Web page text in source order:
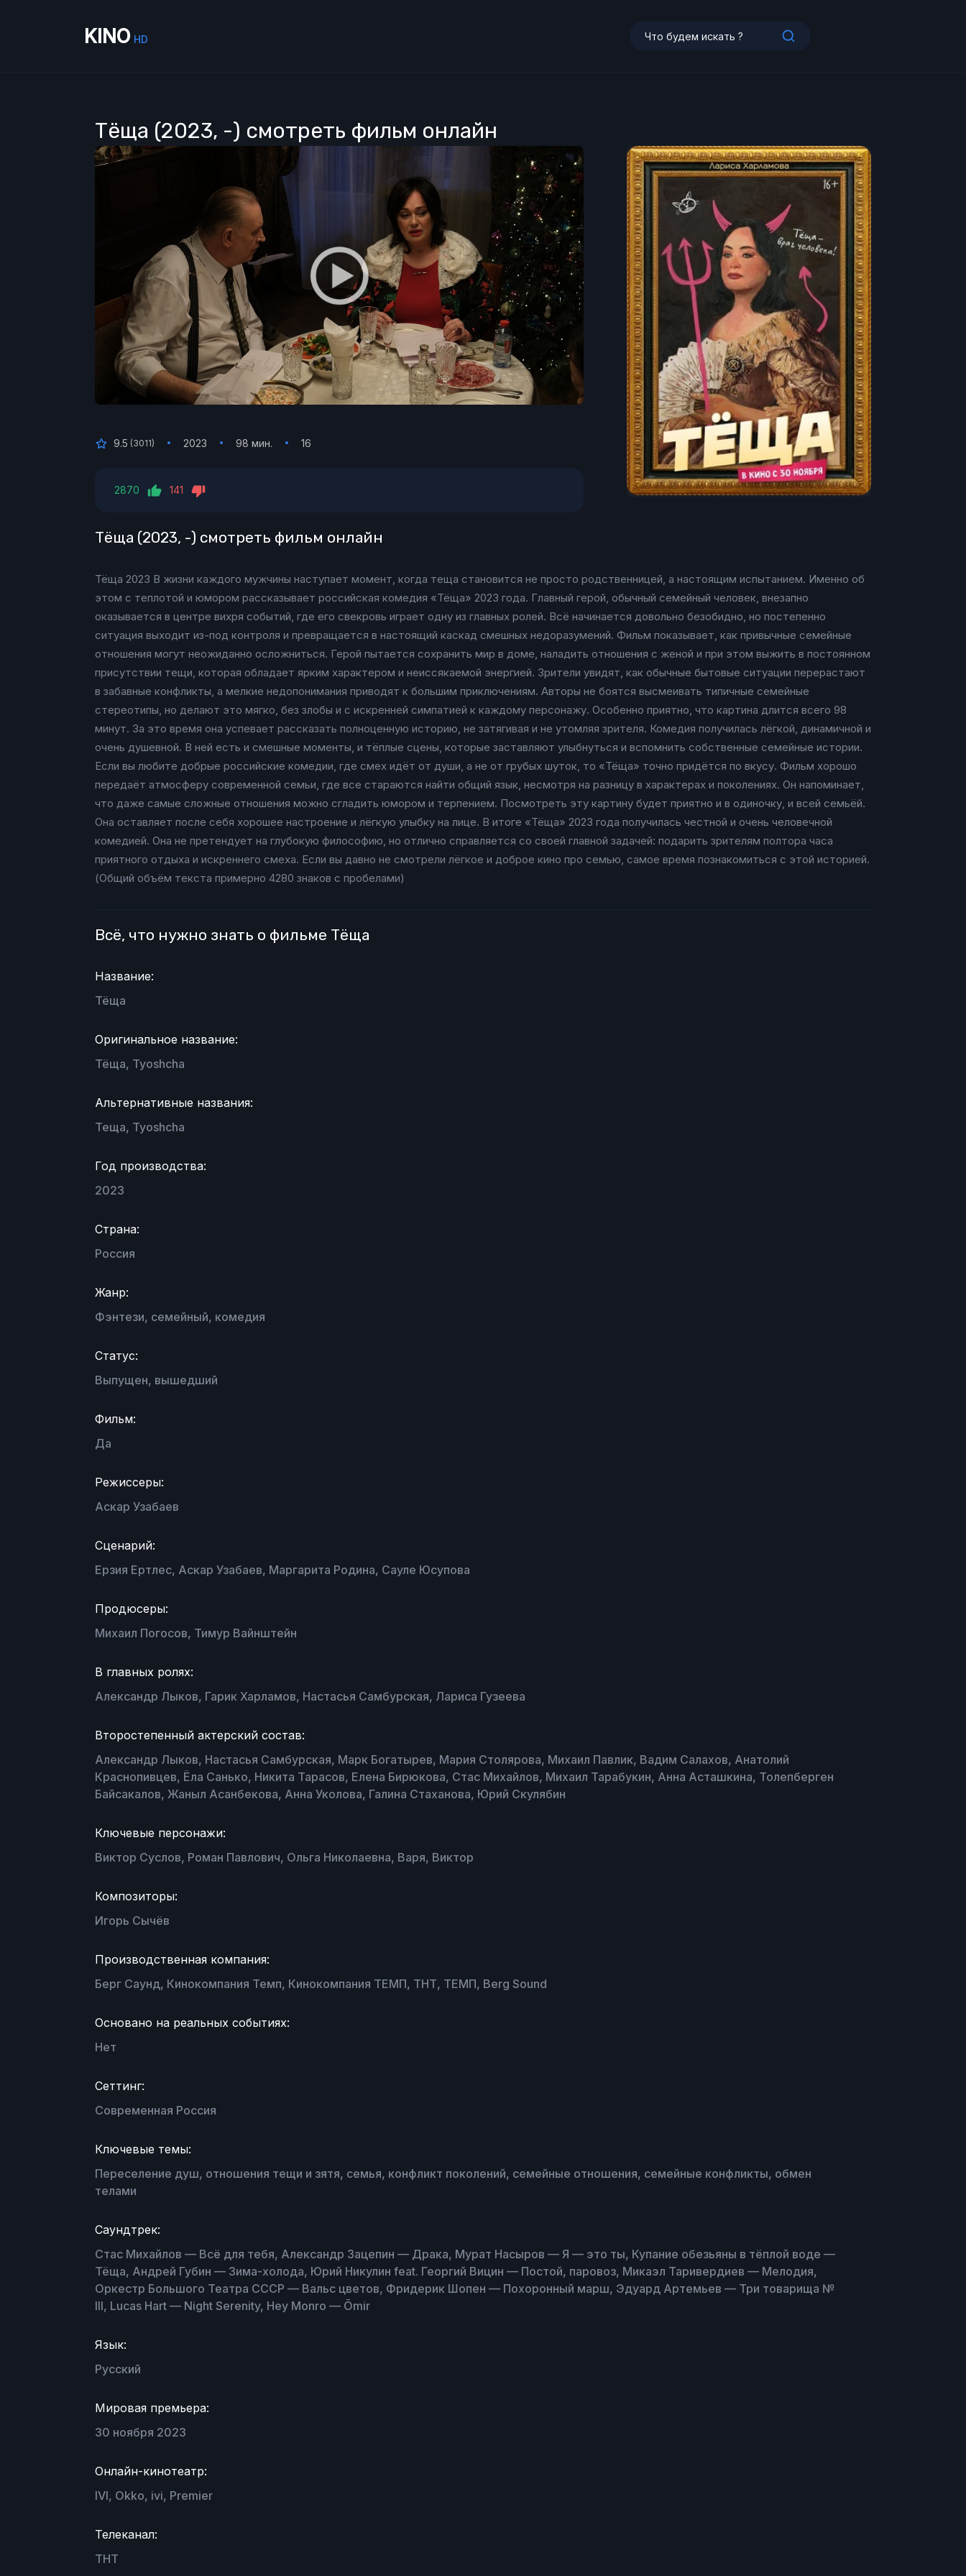
KINO HD
Тёща (2023, -) смотреть фильм онлайн
9.5 (3011) 2023 98 мин. 16
2870 141
Тёща (2023, -) смотреть фильм онлайн
Тёща 2023 В жизни каждого мужчины наступает момент, когда теща становится не просто родственницей, а настоящим испытанием. Именно об
этом с теплотой и юмором рассказывает российская комедия «Тёща» 2023 года. Главный герой, обычный семейный человек, внезапно
оказывается в центре вихря событий, где его свекровь играет одну из главных ролей. Всё начинается довольно безобидно, но постепенно
ситуация выходит из-под контроля и превращается в настоящий каскад смешных недоразумений. Фильм показывает, как привычные семейные
отношения могут неожиданно осложниться. Герой пытается сохранить мир в доме, наладить отношения с женой и при этом выжить в постоянном
присутствии тещи, которая обладает ярким характером и неиссякаемой энергией. Зрители увидят, как обычные бытовые ситуации перерастают
в забавные конфликты, а мелкие недопонимания приводят к большим приключениям. Авторы не боятся высмеивать типичные семейные
стереотипы, но делают это мягко, без злобы и с искренней симпатией к каждому персонажу. Особенно приятно, что картина длится всего 98
минут. За это время она успевает рассказать полноценную историю, не затягивая и не утомляя зрителя. Комедия получилась лёгкой, динамичной и
очень душевной. В ней есть и смешные моменты, и тёплые сцены, которые заставляют улыбнуться и вспомнить собственные семейные истории.
Если вы любите добрые российские комедии, где смех идёт от души, а не от грубых шуток, то «Тёща» точно придётся по вкусу. Фильм хорошо
передаёт атмосферу современной семьи, где все стараются найти общий язык, несмотря на разницу в характерах и поколениях. Он напоминает,
что даже самые сложные отношения можно сгладить юмором и терпением. Посмотреть эту картину будет приятно и в одиночку, и всей семьёй.
Она оставляет после себя хорошее настроение и лёгкую улыбку на лице. В итоге «Тёща» 2023 года получилась честной и очень человечной
комедией. Она не претендует на глубокую философию, но отлично справляется со своей главной задачей: подарить зрителям полтора часа
приятного отдыха и искреннего смеха. Если вы давно не смотрели лёгкое и доброе кино про семью, самое время познакомиться с этой историей.
(Общий объём текста примерно 4280 знаков с пробелами)
Всё, что нужно знать о фильме Тёща
Название:
Тёща
Оригинальное название:
Тёща, Tyoshcha
Альтернативные названия:
Теща, Tyoshcha
Год производства:
2023
Страна:
Россия
Жанр:
Фэнтези, семейный, комедия
Статус:
Выпущен, вышедший
Фильм:
Да
Режиссеры:
Аскар Узабаев
Сценарий:
Ерзия Ертлес, Аскар Узабаев, Маргарита Родина, Сауле Юсупова
Продюсеры:
Михаил Погосов, Тимур Вайнштейн
В главных ролях:
Александр Лыков, Гарик Харламов, Настасья Самбурская, Лариса Гузеева
Второстепенный актерский состав:
Александр Лыков, Настасья Самбурская, Марк Богатырев, Мария Столярова, Михаил Павлик, Вадим Салахов, Анатолий
Краснопивцев, Ёла Санько, Никита Тарасов, Елена Бирюкова, Стас Михайлов, Михаил Тарабукин, Анна Асташкина, Толепберген
Байсакалов, Жаныл Асанбекова, Анна Уколова, Галина Стаханова, Юрий Скулябин
Ключевые персонажи:
Виктор Суслов, Роман Павлович, Ольга Николаевна, Варя, Виктор
Композиторы:
Игорь Сычёв
Производственная компания:
Берг Саунд, Кинокомпания Темп, Кинокомпания ТЕМП, ТНТ, ТЕМП, Berg Sound
Основано на реальных событиях:
Нет
Сеттинг:
Современная Россия
Ключевые темы:
Переселение душ, отношения тещи и зятя, семья, конфликт поколений, семейные отношения, семейные конфликты, обмен
телами
Саундтрек:
Стас Михайлов — Всё для тебя, Александр Зацепин — Драка, Мурат Насыров — Я — это ты, Купание обезьяны в тёплой воде —
Тёща, Андрей Губин — Зима-холода, Юрий Никулин feat. Георгий Вицин — Постой, паровоз, Микаэл Таривердиев — Мелодия,
Оркестр Большого Театра СССР — Вальс цветов, Фридерик Шопен — Похоронный марш, Эдуард Артемьев — Три товарища №
III, Lucas Hart — Night Serenity, Hey Monro — Õmir
Язык:
Русский
Мировая премьера:
30 ноября 2023
Онлайн-кинотеатр:
IVI, Okko, ivi, Premier
Телеканал:
ТНТ